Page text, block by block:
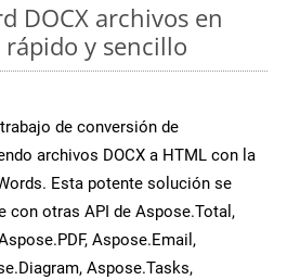
DOCX archivos en
y sencillo
de conversión de
archivos DOCX a HTML con la
Esta potente solución se
con otras API de Aspose.Total,
Aspose.Email,
Aspose.Tasks,